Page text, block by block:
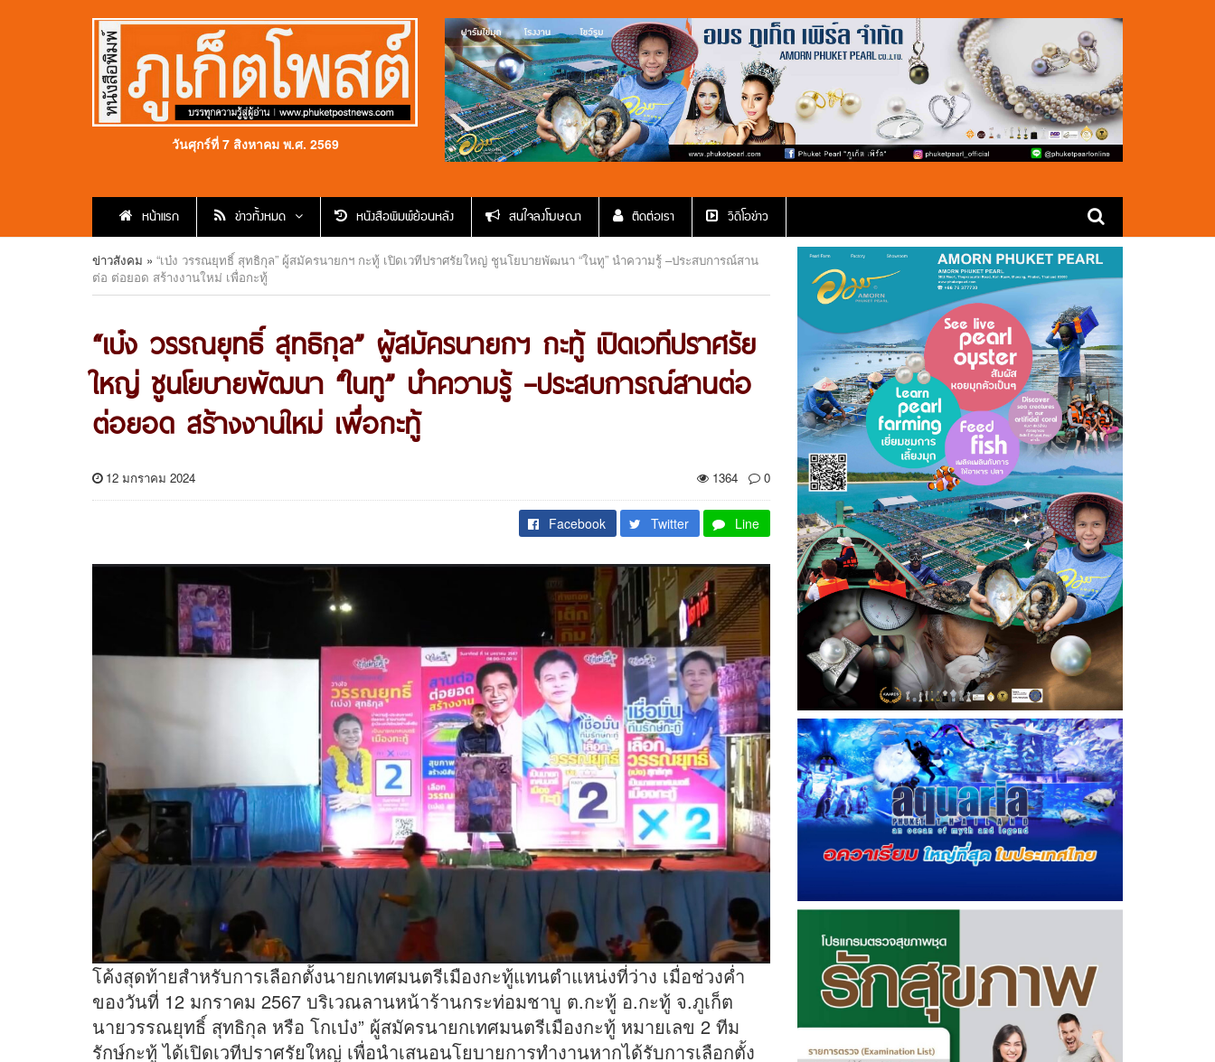
วันศุกร์ที่ 7 สิงหาคม พ.ศ. 2569
หน้าแรก ข่าวทั้งหมด หนังสือพิมพ์ย้อนหลัง สนใจลงโฆษณา ติดต่อเรา วีดีโอข่าว
ข่าวสังคม » “เบ๋ง วรรณยุทธิ์ สุทธิกุล” ผู้สมัครนายกฯ กะทู้ เปิดเวทีปราศรัยใหญ่ ชูนโยบายพัฒนา “ในทู” นำความรู้ –ประสบการณ์สาน
ต่อ ต่อยอด สร้างงานใหม่ เพื่อกะทู้
“เบ๋ง วรรณยุทธิ์ สุทธิกุล” ผู้สมัครนายกฯ กะทู้ เปิดเวทีปราศรัย
ใหญ่ ชูนโยบายพัฒนา “ในทู” นำความรู้ –ประสบการณ์สานต่อ
ต่อยอด สร้างงานใหม่ เพื่อกะทู้
12 มกราคม 2024 1364 0
Facebook Twitter Line
โค้งสุดท้ายสำหรับการเลือกตั้งนายกเทศมนตรีเมืองกะทู้แทนตำแหน่งที่ว่าง เมื่อช่วงค่ำ
ของวันที่ 12 มกราคม 2567 บริเวณลานหน้าร้านกระท่อมชาบู ต.กะทู้ อ.กะทู้ จ.ภูเก็ต
นายวรรณยุทธิ์ สุทธิกุล หรือ โกเบ๋ง” ผู้สมัครนายกเทศมนตรีเมืองกะทู้ หมายเลข 2 ทีม
รักษ์กะทู้ ได้เปิดเวทีปราศรัยใหญ่ เพื่อนำเสนอนโยบายการทำงานหากได้รับการเลือกตั้ง